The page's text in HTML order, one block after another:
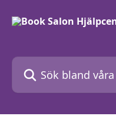
Sök bland våra artiklar …